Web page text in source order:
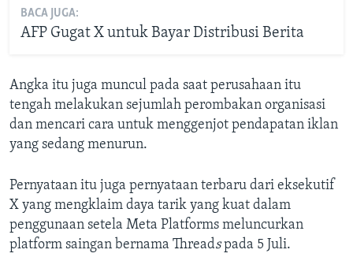
BACA JUGA:
AFP Gugat X untuk Bayar Distribusi Berita
Angka itu juga muncul pada saat perusahaan itu
tengah melakukan sejumlah perombakan organisasi
dan mencari cara untuk menggenjot pendapatan iklan
yang sedang menurun.
Pernyataan itu juga pernyataan terbaru dari eksekutif
X yang mengklaim daya tarik yang kuat dalam
penggunaan setela Meta Platforms meluncurkan
platform saingan bernama Threadspada 5 Juli.